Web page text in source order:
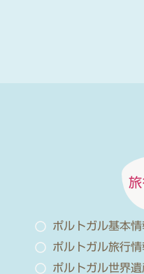
ポルトガル基本情
ポルトガル旅行情
ポルトガル世界